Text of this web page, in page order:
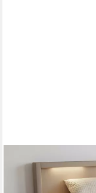
Boxspringbett
Licht, inkl. Matratze